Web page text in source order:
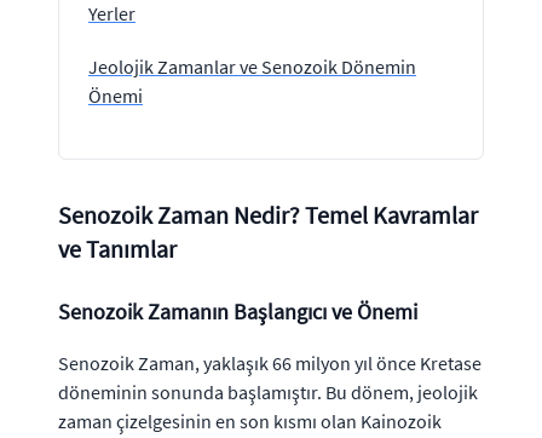
Yerler
Jeolojik Zamanlar ve Senozoik Dönemin
Önemi
Senozoik Zaman Nedir? Temel Kavramlar
ve Tanımlar
Senozoik Zamanın Başlangıcı ve Önemi
Senozoik Zaman, yaklaşık 66 milyon yıl önce Kretase
döneminin sonunda başlamıştır. Bu dönem, jeolojik
zaman çizelgesinin en son kısmı olan Kainozoik